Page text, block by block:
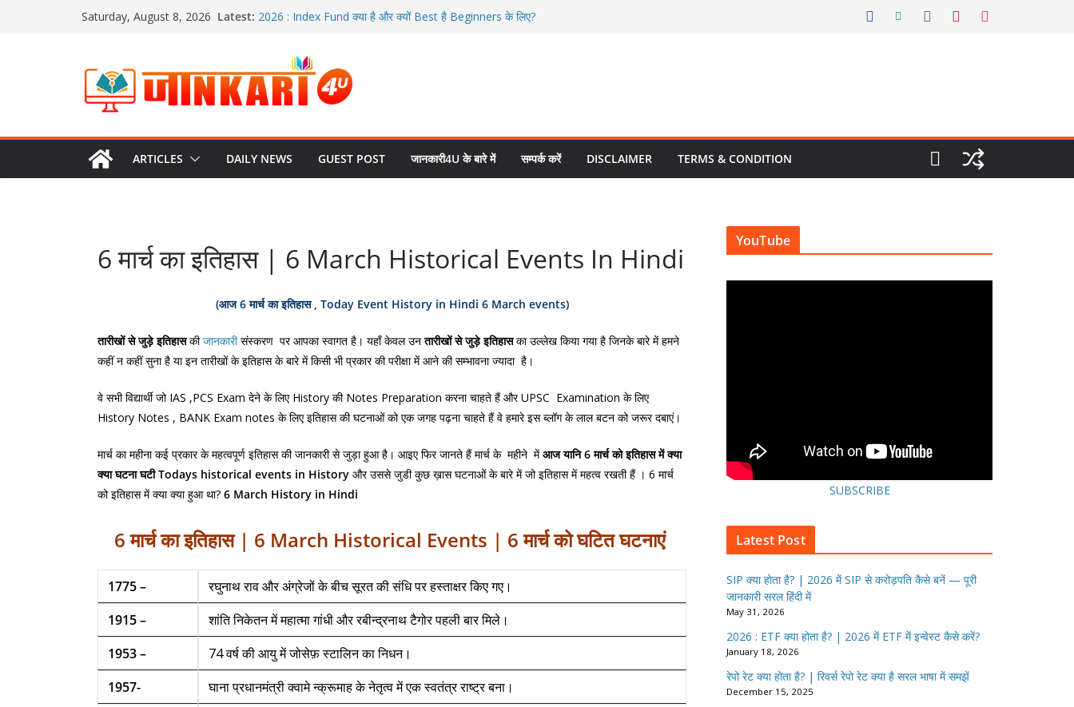
Saturday, August 8, 2026 Latest: 2026 : Index Fund क्या है और क्यों Best है Beginners के लिए?
2026 : ETF क्या होता है? | 2026 में ETF में इन्वेस्ट कैसे करें?
रेपो रेट क्या होता है? | रिवर्स रेपो रेट क्या है सरल भाषा में समझें
Option Trading:ऑप्शन ट्रेडिंग क्या है? | ऑप्शन ट्रेडिंग कैसे शुरू करें?
ARTICLES DAILY NEWS GUEST POST जानकारी4U के बारे में सम्पर्क करें DISCLAIMER TERMS & CONDITION
6 मार्च का इतिहास | 6 March Historical Events In Hindi
(आज 6 मार्चकाइतिहास , Today Event History in Hindi 6 March events)
तारीखोंसेजुड़ेइतिहासकी जानकारीसंस्करण पर आपका स्वागत है। यहाँ केवल उनतारीखोंसेजुड़ेइतिहासका उल्लेख किया गया है जिनके बारे में हमने
कहीं न कहीं सुना है या इन तारीखों के इतिहास के बारे में किसी भी प्रकार की परीक्षा में आने की सम्भावना ज्यादा है।
वे सभी विद्यार्थी जो IAS ,PCS Exam देने के लिए History की Notes Preparation करना चाहते हैं और UPSC Examination के लिए
History Notes , BANK Exam notes के लिए इतिहास की घटनाओं को एक जगह पढ़ना चाहते हैं वे हमारे इस ब्लॉग के लाल बटन को जरूर दबाएं।
मार्च का महीना कई प्रकार के महत्वपूर्ण इतिहास की जानकारी से जुड़ा हुआ है। आइए फिर जानते हैं मार्च के महीने मेंआजयानि 6 मार्च कोइतिहासमेंक्या
क्याघटनाघटी Todays historical events in History और उससे जुडी कुछ ख़ास घटनाओं के बारे में जो इतिहास में महत्व रखती हैं । 6 मार्च
को इतिहास में क्या क्या हुआ था? 6 March History in Hindi
6 मार्चकाइतिहास| 6 March Historical Events | 6 मार्च को घटित घटनाएं
1775 –
रघुनाथ राव और अंग्रेजों के बीच सूरत की संधि पर हस्ताक्षर किए गए।
1915 –
शांति निकेतन में महात्मा गांधी और रबीन्द्रनाथ टैगोर पहली बार मिले।
1953 –
74 वर्ष की आयु में जोसेफ़ स्टालिन का निधन।
1957-
घाना प्रधानमंत्री क्वामे न्क्रूमाह के नेतृत्व में एक स्वतंत्र राष्ट्र बना।
YouTube
SUBSCRIBE
Latest Post
SIP क्या होता है? | 2026 में SIP से करोड़पति कैसे बनें — पूरी
जानकारी सरल हिंदी में
May 31, 2026
2026 : ETF क्या होता है? | 2026 में ETF में इन्वेस्ट कैसे करें?
January 18, 2026
रेपो रेट क्या होता है? | रिवर्स रेपो रेट क्या है सरल भाषा में समझें
December 15, 2025